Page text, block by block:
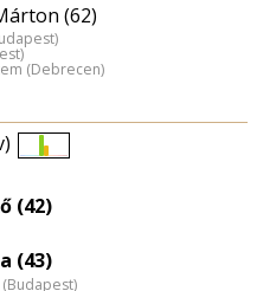
(62)
(Debrecen)
eloszlás
(42)
(43)